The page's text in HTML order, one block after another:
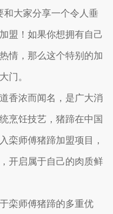
和大家分享一个令人垂
盟！如果你想拥有自己
情，那么这个特别的加
门。
香浓而闻名，是广大消
烹饪技艺，猪蹄在中国
栾师傅猪蹄加盟项目，
开启属于自己的肉质鲜
栾师傅猪蹄的多重优